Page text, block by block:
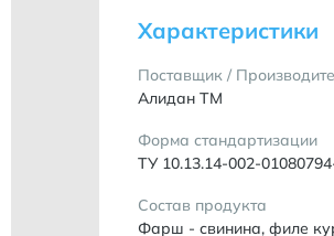
Характеристики
Поставщик /
Алидан ТМ
Форма стандартизации
ТУ 10.13.14-002-
Состав продукта
Фарш - свинина, филе